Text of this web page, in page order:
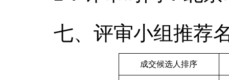
七、评审小组推荐
成交候选人排序